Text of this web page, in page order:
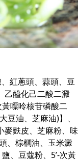
紅蔥頭、蒜頭、豆
乙醯化己二酸二澱
嘌呤核苷磷酸二
豆油、芝麻油)】、
麥麩皮、芝麻粉、味
、棕櫚油、玉米澱
、豆蔻粉、5’-次黃